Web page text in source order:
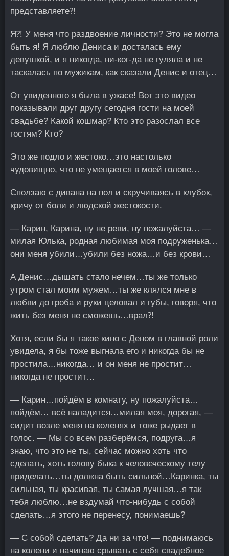
представляете⁈
Я⁈ У меня что раздвоение личности? Это не могла
быть я! Я люблю Дениса и досталась ему
девушкой, и я никогда, ни-ког-да не гуляла и не
таскалась по мужикам, как сказали Денис и отец…
От увиденного я была в ужасе! Вот это видео
показывали друг другу сегодня гости на моей
свадьбе? Какой кошмар? Кто это разослал все
гостям? Кто?
Это же подло и жестоко…это настолько
чудовищно, что не умещается в моей голове…
Сползаю с дивана на пол и скручиваясь в клубок,
кричу от боли и людской жестокости.
— Карин, Карина, ну не реви, ну пожалуйста… —
милая Юлька, родная любимая моя подруженька…
они меня убили…убили без ножа…и без крови…
А Денис…дышать стало нечем…ты же только
утром стал моим мужем…ты же клялся мне в
любви до гроба и руки целовал и губы, говоря, что
жить без меня не сможешь…врал⁈
Хотя, если бы я такое кино с Деном в главной роли
увидела, я бы тоже выгнала его и никогда бы не
простила…никогда… и он меня не простит…
никогда не простит…
— Карин…пойдём в комнату, ну пожалуйста…
пойдём… всё наладится…милая моя, дорогая, —
сидит возле меня на коленях и тоже рыдает в
голос. — Мы со всем разберёмся, подруга…я
знаю, что это не ты, сейчас можно хоть что
сделать, хоть голову быка к человеческому телу
приделать…ты должна быть сильной…Каринка, ты
сильная, ты красивая, ты самая лучшая…я так
тебя люблю…не вздумай что-нибудь с собой
сделать…я этого не перенесу, понимаешь?
— С собой сделать? Да ни за что! — поднимаюсь
на колени и начинаю срывать с себя свадебное